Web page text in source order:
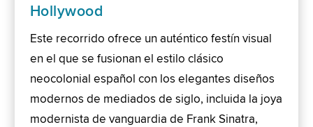
Hollywood
Este recorrido ofrece un auténtico festín visual
en el que se fusionan el estilo clásico
neocolonial español con los elegantes diseños
modernos de mediados de siglo, incluida la joya
modernista de vanguardia de Frank Sinatra,